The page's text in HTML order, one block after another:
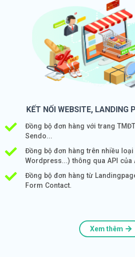
KẾT NỐI WEBSITE, LANDING
Đồng bộ đơn hàng với trang
Sendo...
Đồng bộ đơn hàng trên nhiều
Wordpress...) thông qua API của
Đồng bộ đơn hàng từ
Form Contact.
Xem thêm